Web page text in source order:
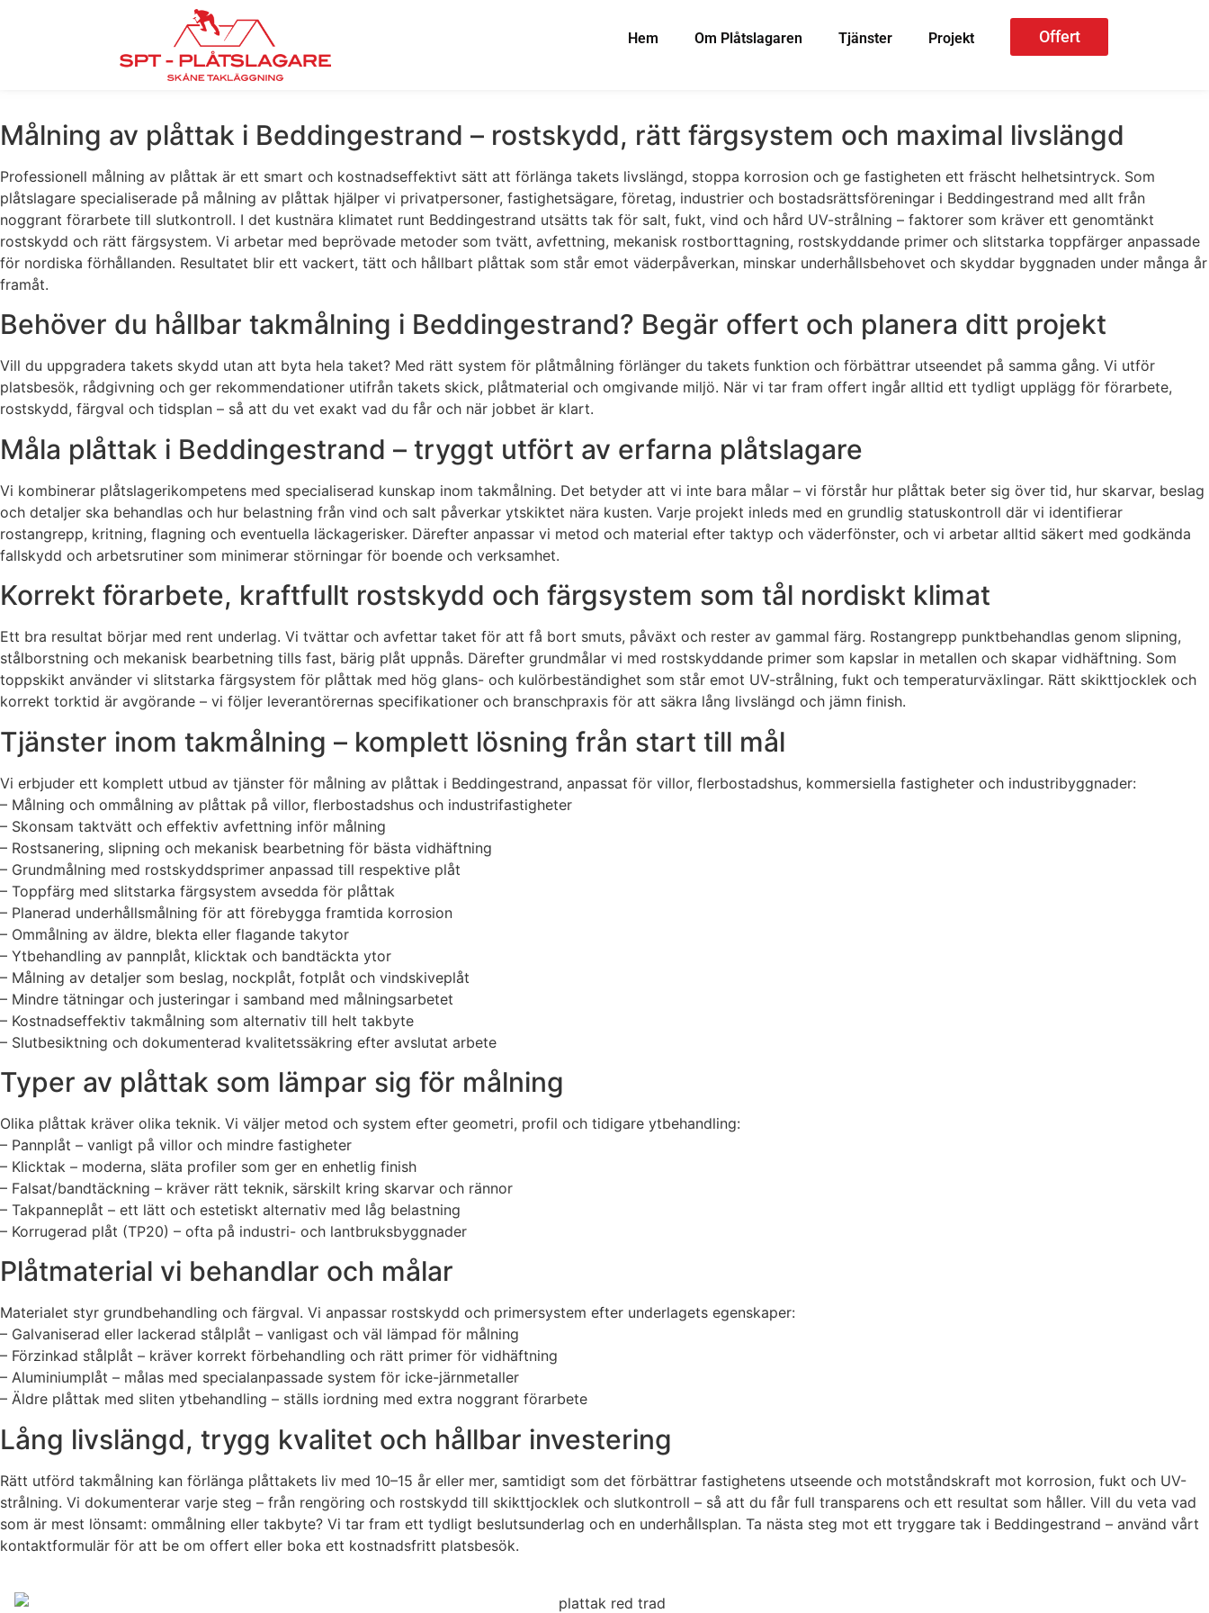
Hem Om Plåtslagaren Tjänster Projekt Offert
Målning av plåttak i Beddingestrand – rostskydd, rätt färgsystem och maximal livslängd
Professionell målning av plåttak är ett smart och kostnadseffektivt sätt att förlänga takets livslängd, stoppa korrosion och ge fastigheten ett fräscht helhetsintryck. Som
plåtslagare specialiserade på målning av plåttak hjälper vi privatpersoner, fastighetsägare, företag, industrier och bostadsrättsföreningar i Beddingestrand med allt från
noggrant förarbete till slutkontroll. I det kustnära klimatet runt Beddingestrand utsätts tak för salt, fukt, vind och hård UV-strålning – faktorer som kräver ett genomtänkt
rostskydd och rätt färgsystem. Vi arbetar med beprövade metoder som tvätt, avfettning, mekanisk rostborttagning, rostskyddande primer och slitstarka toppfärger anpassade
för nordiska förhållanden. Resultatet blir ett vackert, tätt och hållbart plåttak som står emot väderpåverkan, minskar underhållsbehovet och skyddar byggnaden under många år
framåt.
Behöver du hållbar takmålning i Beddingestrand? Begär offert och planera ditt projekt
Vill du uppgradera takets skydd utan att byta hela taket? Med rätt system för plåtmålning förlänger du takets funktion och förbättrar utseendet på samma gång. Vi utför
platsbesök, rådgivning och ger rekommendationer utifrån takets skick, plåtmaterial och omgivande miljö. När vi tar fram offert ingår alltid ett tydligt upplägg för förarbete,
rostskydd, färgval och tidsplan – så att du vet exakt vad du får och när jobbet är klart.
Måla plåttak i Beddingestrand – tryggt utfört av erfarna plåtslagare
Vi kombinerar plåtslagerikompetens med specialiserad kunskap inom takmålning. Det betyder att vi inte bara målar – vi förstår hur plåttak beter sig över tid, hur skarvar, beslag
och detaljer ska behandlas och hur belastning från vind och salt påverkar ytskiktet nära kusten. Varje projekt inleds med en grundlig statuskontroll där vi identifierar
rostangrepp, kritning, flagning och eventuella läckagerisker. Därefter anpassar vi metod och material efter taktyp och väderfönster, och vi arbetar alltid säkert med godkända
fallskydd och arbetsrutiner som minimerar störningar för boende och verksamhet.
Korrekt förarbete, kraftfullt rostskydd och färgsystem som tål nordiskt klimat
Ett bra resultat börjar med rent underlag. Vi tvättar och avfettar taket för att få bort smuts, påväxt och rester av gammal färg. Rostangrepp punktbehandlas genom slipning,
stålborstning och mekanisk bearbetning tills fast, bärig plåt uppnås. Därefter grundmålar vi med rostskyddande primer som kapslar in metallen och skapar vidhäftning. Som
toppskikt använder vi slitstarka färgsystem för plåttak med hög glans- och kulörbeständighet som står emot UV-strålning, fukt och temperaturväxlingar. Rätt skikttjocklek och
korrekt torktid är avgörande – vi följer leverantörernas specifikationer och branschpraxis för att säkra lång livslängd och jämn finish.
Tjänster inom takmålning – komplett lösning från start till mål
Vi erbjuder ett komplett utbud av tjänster för målning av plåttak i Beddingestrand, anpassat för villor, flerbostadshus, kommersiella fastigheter och industribyggnader:
– Målning och ommålning av plåttak på villor, flerbostadshus och industrifastigheter
– Skonsam taktvätt och effektiv avfettning inför målning
– Rostsanering, slipning och mekanisk bearbetning för bästa vidhäftning
– Grundmålning med rostskyddsprimer anpassad till respektive plåt
– Toppfärg med slitstarka färgsystem avsedda för plåttak
– Planerad underhållsmålning för att förebygga framtida korrosion
– Ommålning av äldre, blekta eller flagande takytor
– Ytbehandling av pannplåt, klicktak och bandtäckta ytor
– Målning av detaljer som beslag, nockplåt, fotplåt och vindskiveplåt
– Mindre tätningar och justeringar i samband med målningsarbetet
– Kostnadseffektiv takmålning som alternativ till helt takbyte
– Slutbesiktning och dokumenterad kvalitetssäkring efter avslutat arbete
Typer av plåttak som lämpar sig för målning
Olika plåttak kräver olika teknik. Vi väljer metod och system efter geometri, profil och tidigare ytbehandling:
– Pannplåt – vanligt på villor och mindre fastigheter
– Klicktak – moderna, släta profiler som ger en enhetlig finish
– Falsat/bandtäckning – kräver rätt teknik, särskilt kring skarvar och rännor
– Takpanneplåt – ett lätt och estetiskt alternativ med låg belastning
– Korrugerad plåt (TP20) – ofta på industri- och lantbruksbyggnader
Plåtmaterial vi behandlar och målar
Materialet styr grundbehandling och färgval. Vi anpassar rostskydd och primersystem efter underlagets egenskaper:
– Galvaniserad eller lackerad stålplåt – vanligast och väl lämpad för målning
– Förzinkad stålplåt – kräver korrekt förbehandling och rätt primer för vidhäftning
– Aluminiumplåt – målas med specialanpassade system för icke-järnmetaller
– Äldre plåttak med sliten ytbehandling – ställs iordning med extra noggrant förarbete
Lång livslängd, trygg kvalitet och hållbar investering
Rätt utförd takmålning kan förlänga plåttakets liv med 10–15 år eller mer, samtidigt som det förbättrar fastighetens utseende och motståndskraft mot korrosion, fukt och UV-
strålning. Vi dokumenterar varje steg – från rengöring och rostskydd till skikttjocklek och slutkontroll – så att du får full transparens och ett resultat som håller. Vill du veta vad
som är mest lönsamt: ommålning eller takbyte? Vi tar fram ett tydligt beslutsunderlag och en underhållsplan. Ta nästa steg mot ett tryggare tak i Beddingestrand – använd vårt
kontaktformulär för att be om offert eller boka ett kostnadsfritt platsbesök.